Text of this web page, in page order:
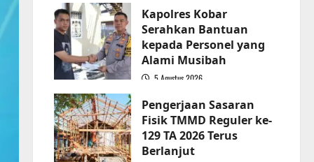
Kapolres Kobar
Serahkan Bantuan
kepada Personel yang
Alami Musibah
5 Agustus 2026
Pengerjaan Sasaran
Fisik TMMD Reguler ke-
129 TA 2026 Terus
Berlanjut